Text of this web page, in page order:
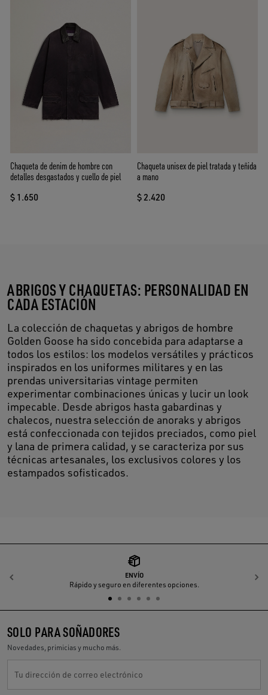
Chaqueta de denim de hombre con
detalles desgastados y cuello de piel
$ 1.650
Chaqueta unisex de piel tratada y teñida
a mano
$ 2.420
ABRIGOS Y CHAQUETAS: PERSONALIDAD EN
CADA ESTACIÓN
La colección de chaquetas y abrigos de hombre
Golden Goose ha sido concebida para adaptarse a
todos los estilos: los modelos versátiles y prácticos
inspirados en los uniformes militares y en las
prendas universitarias vintage permiten
experimentar combinaciones únicas y lucir un look
impecable. Desde abrigos hasta gabardinas y
chalecos, nuestra selección de anoraks y abrigos
está confeccionada con tejidos preciados, como piel
y lana de primera calidad, y se caracteriza por sus
técnicas artesanales, los exclusivos colores y los
estampados sofisticados.
ENVÍO
Rápido y seguro en diferentes opciones.
Anterior
SOLO PARA SOÑADORES
Novedades, primicias y mucho más.
Tu dirección de correo electrónico